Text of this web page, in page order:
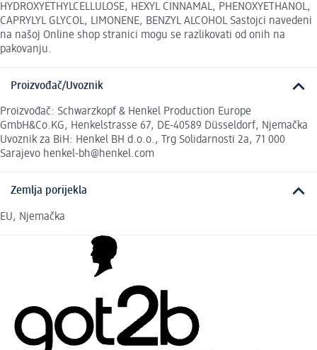
HYDROXYETHYLCELLULOSE, HEXYL CINNAMAL, PHENOXYETHANOL,
CAPRYLYL GLYCOL, LIMONENE, BENZYL ALCOHOL Sastojci navedeni
na našoj Online shop stranici mogu se razlikovati od onih na
pakovanju.
Proizvođač/Uvoznik
Proizvođač: Schwarzkopf & Henkel Production Europe
GmbH&Co.KG, Henkelstrasse 67, DE-40589 Düsseldorf, Njemačka
Uvoznik za BiH: Henkel BH d.o.o., Trg Solidarnosti 2a, 71 000
Sarajevo henkel-bh@henkel.com
Zemlja porijekla
EU, Njemačka